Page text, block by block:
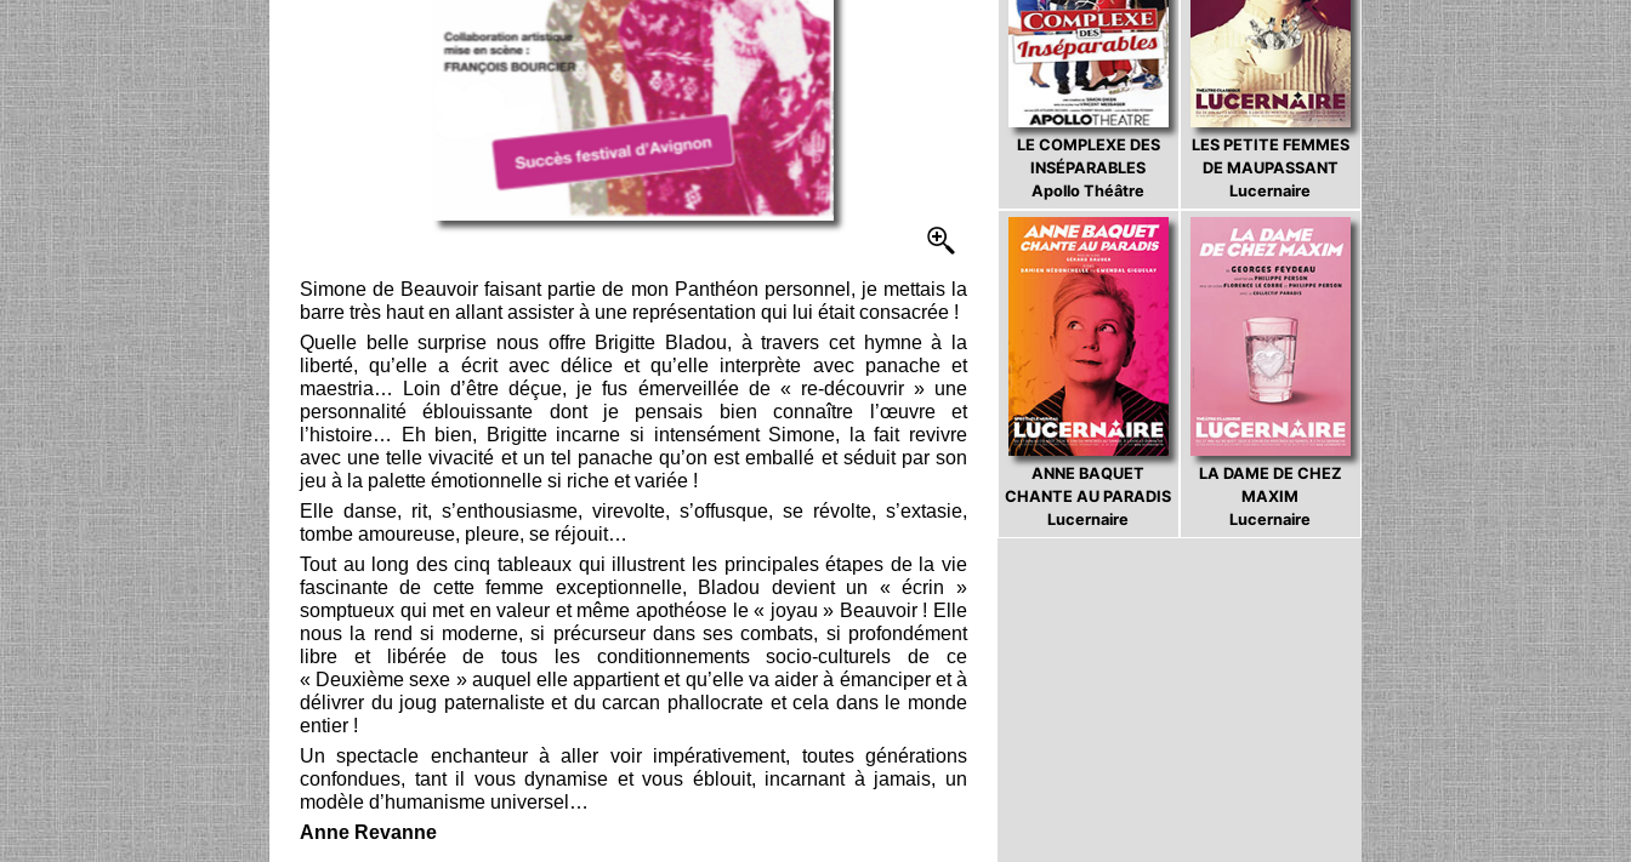
Simone de Beauvoir faisant partie de mon Panthéon personnel, je mettais la
barre très haut en allant assister à une représentation qui lui était consacrée !
Quelle belle surprise nous offre Brigitte Bladou, à travers cet hymne à la
liberté, qu’elle a écrit avec délice et qu’elle interprète avec panache et
maestria… Loin d’être déçue, je fus émerveillée de « re-découvrir » une
personnalité éblouissante dont je pensais bien connaître l’œuvre et
l’histoire… Eh bien, Brigitte incarne si intensément Simone, la fait revivre
avec une telle vivacité et un tel panache qu’on est emballé et séduit par son
jeu à la palette émotionnelle si riche et variée !
Elle danse, rit, s’enthousiasme, virevolte, s’offusque, se révolte, s’extasie,
tombe amoureuse, pleure, se réjouit…
Tout au long des cinq tableaux qui illustrent les principales étapes de la vie
fascinante de cette femme exceptionnelle, Bladou devient un « écrin »
somptueux qui met en valeur et même apothéose le « joyau » Beauvoir ! Elle
nous la rend si moderne, si précurseur dans ses combats, si profondément
libre et libérée de tous les conditionnements socio-culturels de ce
« Deuxième sexe » auquel elle appartient et qu’elle va aider à émanciper et à
délivrer du joug paternaliste et du carcan phallocrate et cela dans le monde
entier !
Un spectacle enchanteur à aller voir impérativement, toutes générations
confondues, tant il vous dynamise et vous éblouit, incarnant à jamais, un
modèle d’humanisme universel…
Anne Revanne
LE COMPLEXE DES
INSÉPARABLES
Apollo Théâtre
LES PETITE FEMMES
DE MAUPASSANT
Lucernaire
ANNE BAQUET
CHANTE AU PARADIS
Lucernaire
LA DAME DE CHEZ
MAXIM
Lucernaire